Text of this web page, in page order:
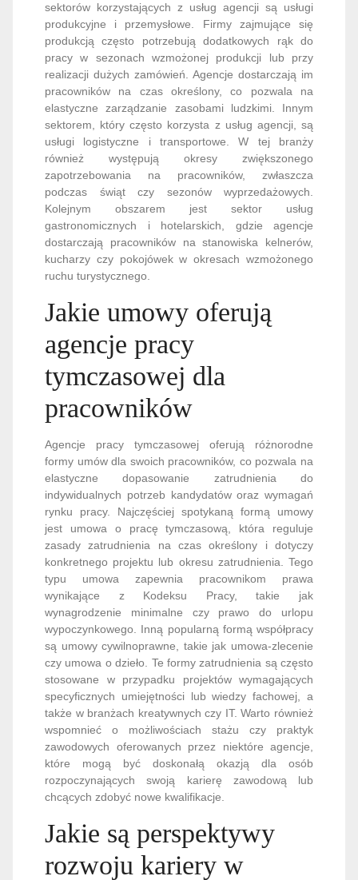
sektorów korzystających z usług agencji są usługi
produkcyjne i przemysłowe. Firmy zajmujące się
produkcją często potrzebują dodatkowych rąk do
pracy w sezonach wzmożonej produkcji lub przy
realizacji dużych zamówień. Agencje dostarczają im
pracowników na czas określony, co pozwala na
elastyczne zarządzanie zasobami ludzkimi. Innym
sektorem, który często korzysta z usług agencji, są
usługi logistyczne i transportowe. W tej branży
również występują okresy zwiększonego
zapotrzebowania na pracowników, zwłaszcza
podczas świąt czy sezonów wyprzedażowych.
Kolejnym obszarem jest sektor usług
gastronomicznych i hotelarskich, gdzie agencje
dostarczają pracowników na stanowiska kelnerów,
kucharzy czy pokojówek w okresach wzmożonego
ruchu turystycznego.
Jakie umowy oferują
agencje pracy
tymczasowej dla
pracowników
Agencje pracy tymczasowej oferują różnorodne
formy umów dla swoich pracowników, co pozwala na
elastyczne dopasowanie zatrudnienia do
indywidualnych potrzeb kandydatów oraz wymagań
rynku pracy. Najczęściej spotykaną formą umowy
jest umowa o pracę tymczasową, która reguluje
zasady zatrudnienia na czas określony i dotyczy
konkretnego projektu lub okresu zatrudnienia. Tego
typu umowa zapewnia pracownikom prawa
wynikające z Kodeksu Pracy, takie jak
wynagrodzenie minimalne czy prawo do urlopu
wypoczynkowego. Inną popularną formą współpracy
są umowy cywilnoprawne, takie jak umowa-zlecenie
czy umowa o dzieło. Te formy zatrudnienia są często
stosowane w przypadku projektów wymagających
specyficznych umiejętności lub wiedzy fachowej, a
także w branżach kreatywnych czy IT. Warto również
wspomnieć o możliwościach stażu czy praktyk
zawodowych oferowanych przez niektóre agencje,
które mogą być doskonałą okazją dla osób
rozpoczynających swoją karierę zawodową lub
chcących zdobyć nowe kwalifikacje.
Jakie są perspektywy
rozwoju kariery w